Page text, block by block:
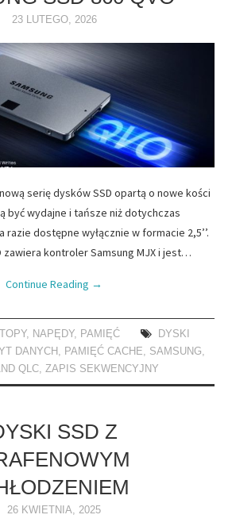
23 LUTEGO, 2026
serię dysków SSD opartą o nowe kości
być wydajne i tańsze niż dotychczas
razie dostępne wyłącznie w formacie 2,5’’.
zawiera kontroler Samsung MJX i jest…
Continue Reading →
, NAPĘDY, PAMIĘĆ
DYSKI
DANYCH , PAMIĘĆ CACHE, SAMSUNG,
QLC,ZAPIS SEKWENCYJNY
SSD Z
26 KWIETNIA, 2025